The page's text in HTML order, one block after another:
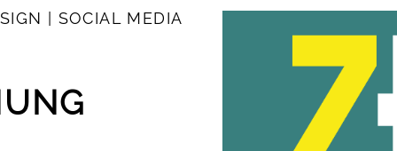
| SOCIAL MEDIA